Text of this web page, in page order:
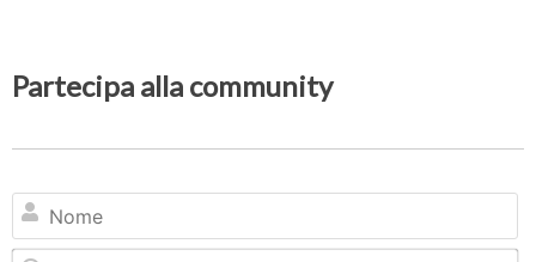
Partecipa alla community